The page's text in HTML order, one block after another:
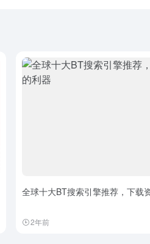
全球十大BT搜索引擎推荐，下载
2年前